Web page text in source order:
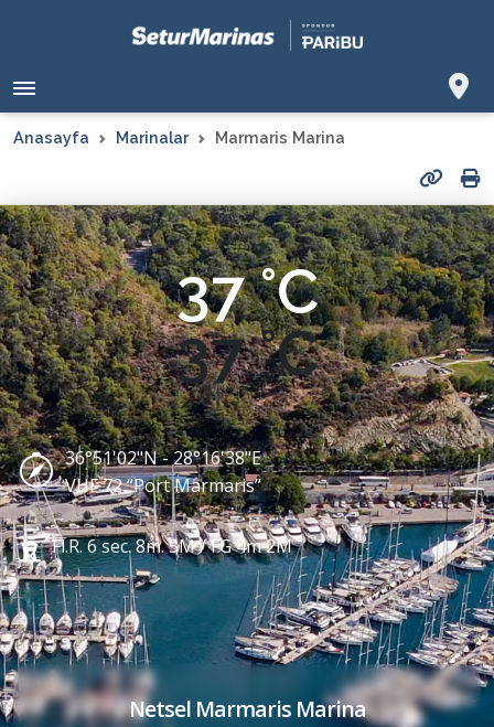
Anasayfa Marinalar Marmaris Marina
37 °C
37 °C
36°51'02"N - 28°16'38"E
VHF 72 “Port Marmaris”
Fl.R. 6 sec. 8m. 5M / FG 4m 2M
Netsel Marmaris Marina